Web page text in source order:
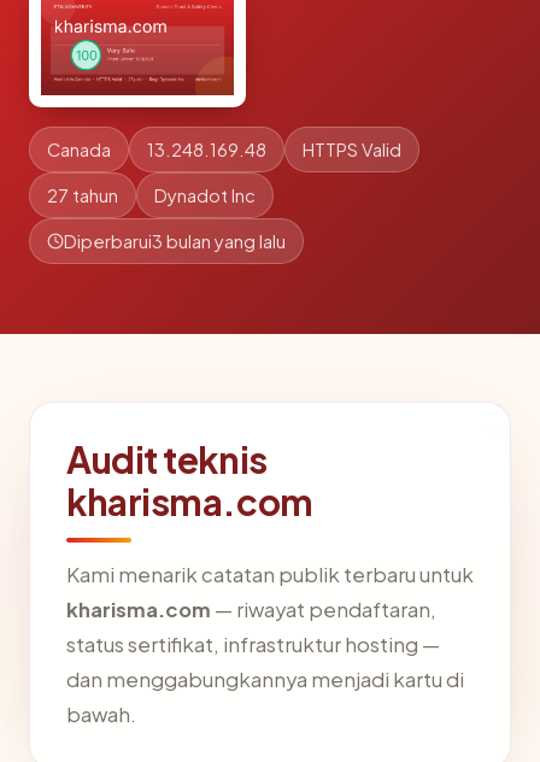
Canada 13.248.169.48 HTTPS Valid
27 tahun Dynadot Inc
Diperbarui3 bulan yang lalu
Audit teknis
kharisma.com
Kami menarik catatan publik terbaru untuk
kharisma.com — riwayat pendaftaran,
status sertifikat, infrastruktur hosting —
dan menggabungkannya menjadi kartu di
bawah.